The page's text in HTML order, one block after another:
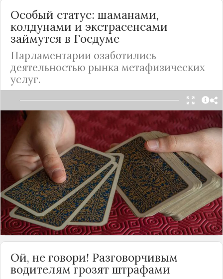
Особый статус: шаманами,
колдунами и экстрасенсами
займутся в Госдуме
Парламентарии озаботились
деятельностью рынка метафизических
услуг.
России
большим спросом пользуются услуги
различных шаманов и колдунов. Согласно
официальной статистике, до 60 процентов
населения нашей страны обращалось к гадалкам
или экстрасенсам, однако также немало тех, кто
попадал к мошенникам и оставался обманутым.
И вот в Госдуме наконец-то призвали заняться
деятельностью рынка метафизических услуг.
Подробнее
Ой, не говори! Разговорчивым
водителям грозят штрафами